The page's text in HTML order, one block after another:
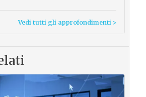
Vedi tutti gli approfondimenti >